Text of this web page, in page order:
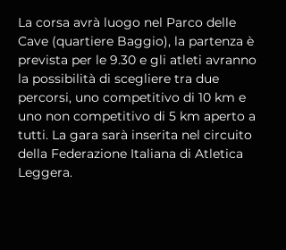
La corsa avrà luogo nel Parco delle
Cave (quartiere Baggio), la partenza è
prevista per le 9.30 e gli atleti avranno
la possibilità di scegliere tra due
percorsi, uno competitivo di 10 km e
uno non competitivo di 5 km aperto a
tutti. La gara sarà inserita nel circuito
della Federazione Italiana di Atletica
Leggera.